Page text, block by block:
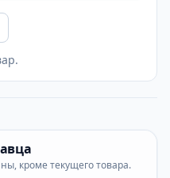
кроме текущего товара.